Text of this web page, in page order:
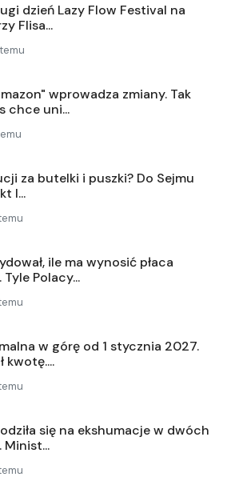
dzień Lazy Flow Festival na
Flisa...
wprowadza zmiany. Tak
chce uni...
za butelki i puszki? Do Sejmu
l...
ile ma wynosić płaca
Polacy...
w górę od 1 stycznia 2027.
kwotę....
się na ekshumacje w dwóch
Minist...